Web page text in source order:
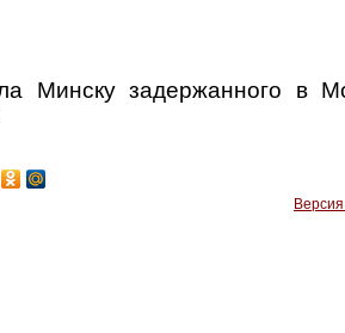
Минску задержанного в